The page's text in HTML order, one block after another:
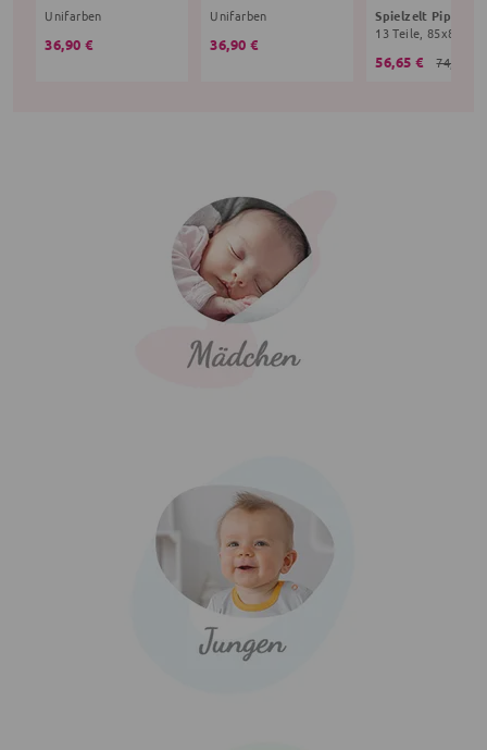
Unifarben
36,90 €
Unifarben
36,90 €
56,65 €
74,90 €